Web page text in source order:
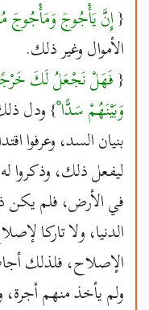
{إِنَّ يَأْجُوجَ
الأموال وغير ذلك.
{فَهَلْ نَجْعَلُ لَكَ
وَبَيْنَهُمْ سَدًّا ْ} ودل
بنيان السد، وعرفوا
ليفعل ذلك، وذكروا
في الأرض، فلم يكن
الدنيا، ولا تاركا
الإصلاح، فلذلك
ولم يأخذ منهم أجرة،